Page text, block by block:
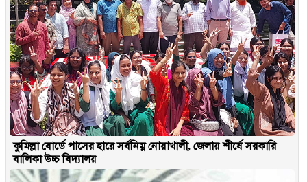
কুমিল্লা বোর্ডে পাসের হারে সর্বনিম্ন নোয়াখালী, জেলায় শীর্ষে সরকারি
বালিকা উচ্চ বিদ্যালয়